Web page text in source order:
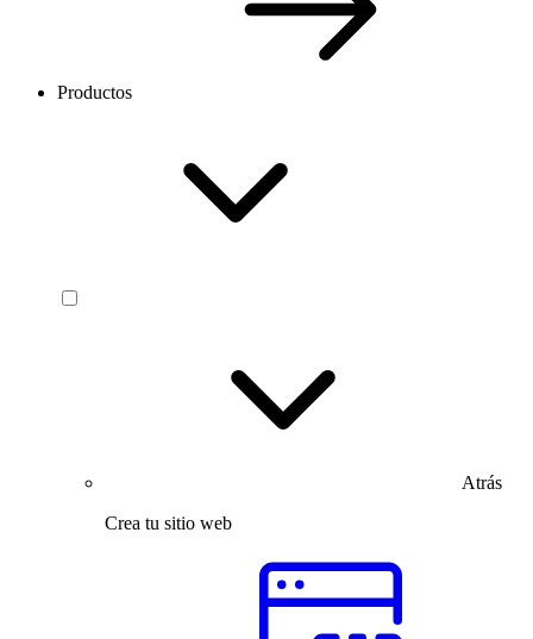
Productos
Atrás
Crea tu sitio web